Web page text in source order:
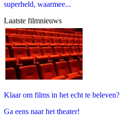
superheld, waarmee...
Laatste filmnieuws
Klaar om films in het echt te beleven?
Ga eens naar het theater!